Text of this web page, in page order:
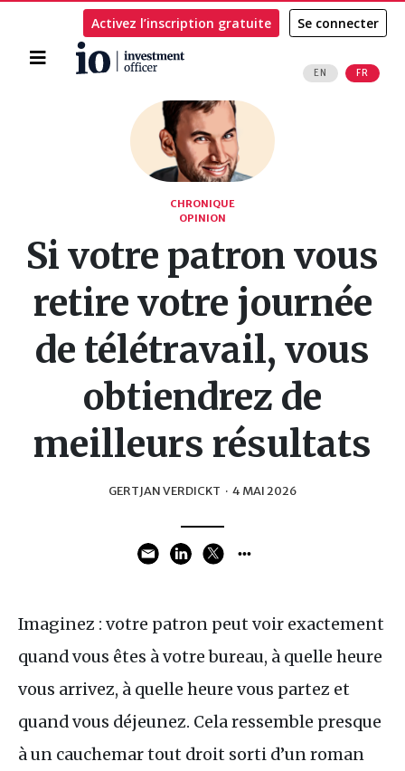
Accueil
EN FR
Activez l’inscription gratuite Se connecter
CHRONIQUE
OPINION
Si votre patron vous
retire votre journée
de télétravail, vous
obtiendrez de
meilleurs résultats
GERTJAN VERDICKT · 4 MAI 2026
Imaginez : votre patron peut voir exactement
quand vous êtes à votre bureau, à quelle heure
vous arrivez, à quelle heure vous partez et
quand vous déjeunez. Cela ressemble presque
à un cauchemar tout droit sorti d’un roman